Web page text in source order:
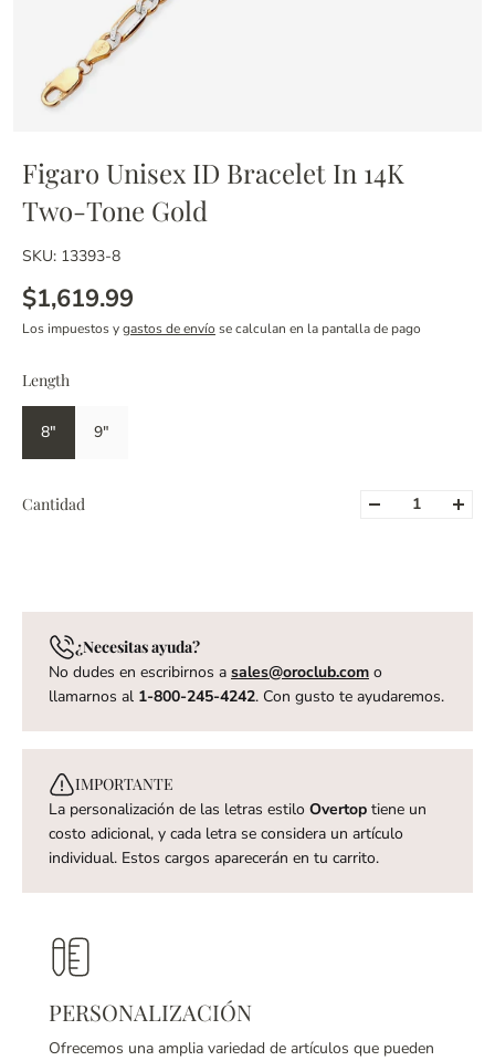
Figaro Unisex ID Bracelet In 14K
Two-Tone Gold
SKU: 13393-8
$1,619.99
Los impuestos ygastos de envío se calculan en la pantalla de pago
Length
8" 9"
Cantidad
¿Necesitas ayuda?
No dudes en escribirnos a sales@oroclub.com o
llamarnos al 1-800-245-4242. Con gusto te ayudaremos.
IMPORTANTE
La personalización de las letras estilo Overtop tiene un
costo adicional, y cada letra se considera un artículo
individual. Estos cargos aparecerán en tu carrito.
PERSONALIZACIÓN
Ofrecemos una amplia variedad de artículos que pueden